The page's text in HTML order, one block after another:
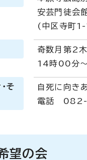
安芸門徒会
(中区寺町
奇数月第2木
14時00分
そ
自死に向き
電話 082-
望の会